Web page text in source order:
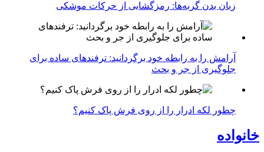
زبان بدن گربه‌ها: رمزگشایی از حرکات موشکی
آرامش را به رابطه خود برگردانید: ترفندهای ساده برای
جلوگیری از جر و بحث
چطور لکه ادرار را از روی فرش پاک کنیم؟
خانواده